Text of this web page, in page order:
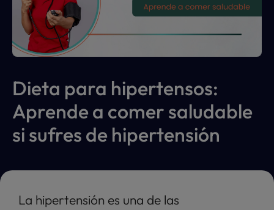
Dieta para hipertensos:
Aprende a comer saludable
si sufres de hipertensión
La hipertensión es una de las